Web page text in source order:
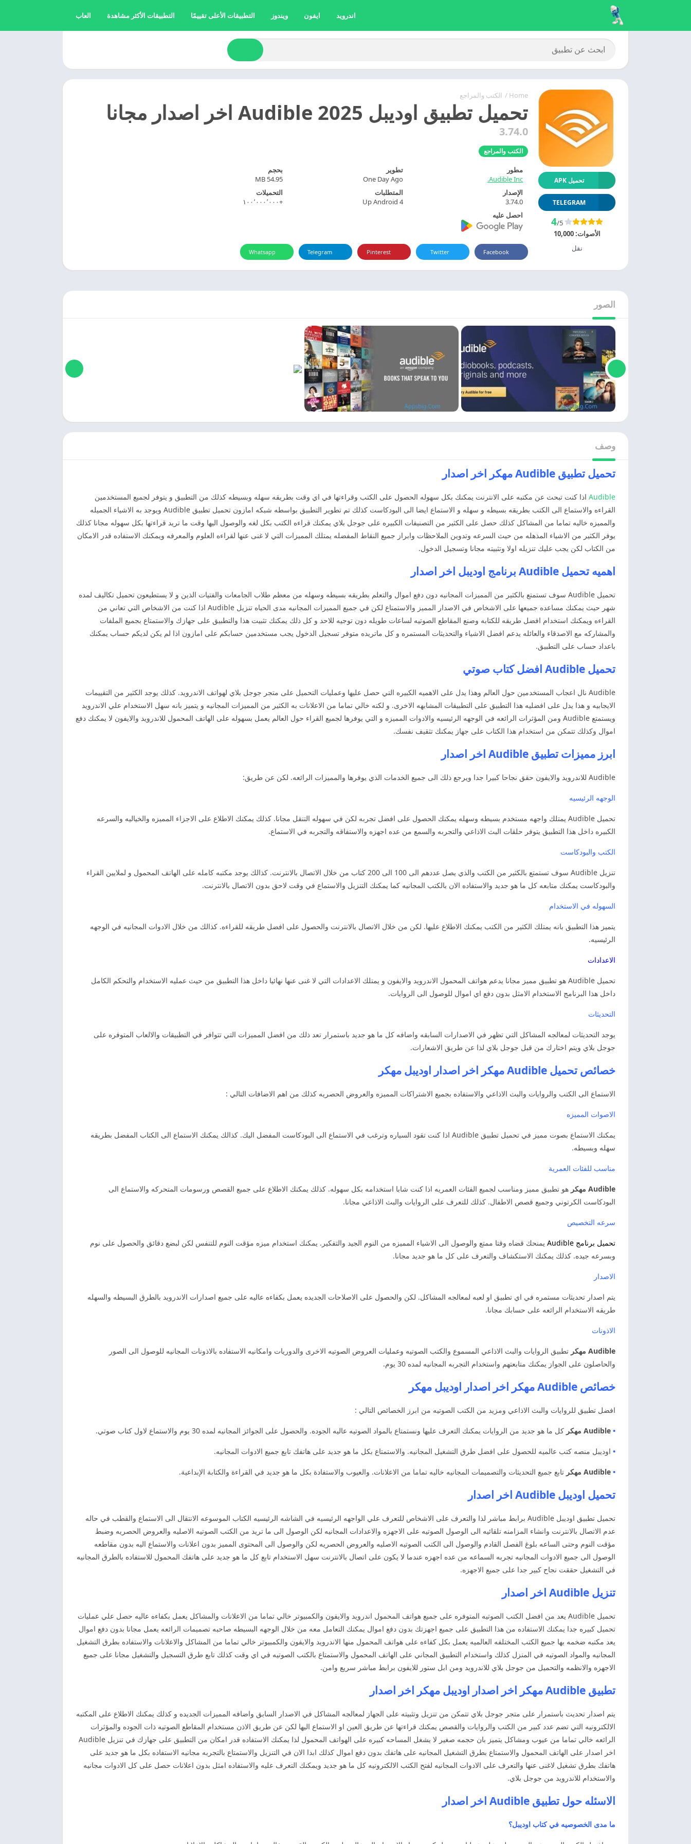
اندرويد ايفون ويندوز التطبيقات الأعلى تقييمًا التطبيقات الأكثر مشاهدة العاب
Home
/ الكتب والمراجع
تحميل تطبيق اوديبل 2025 Audible اخر اصدار مجانا
3.74.0
الكتب والمراجع
تحميل APK
TELEGRAM
4/5
الأصوات:10,000
نقل
مطور
Audible Inc.
تطوير
One Day Ago
بحجم
54.95 MB
الإصدار
3.74.0
المتطلبات
Up Android 4
التحميلات
+١٠٠٬٠٠٠٬٠٠٠
احصل عليه
Facebook
Twitter
Pinterest
Telegram
Whatsapp
الصور
وصف
تحميل تطبيق Audible مهكر اخر اصدار
Audible اذا كنت تبحث عن مكتبه على الانترنت يمكنك بكل سهوله الحصول على الكتب وقراءتها في اي وقت بطريقه سهله وبسيطه كذلك من التطبيق و يتوفر لجميع المستخدمين
القراءه والاستماع الى الكتب بطريقه بسيطه و سهله و الاستماع ايضا الى البودكاست كذلك تم تطوير التطبيق بواسطه شبكه امازون تحميل تطبيق Audible ويوجد به الاشياء الجميله
والمميزه خاليه تماما من المشاكل كذلك حصل على الكثير من التصنيفات الكبيره على جوجل بلاي يمكنك قراءه الكتب بكل لغه والوصول اليها وقت ما تريد قراءتها بكل سهوله مجانا كذلك
يوفر الكثير من الاشياء المذهله من حيث السرعه وتدوين الملاحظات وابراز جميع النقاط المفضله يمتلك المميزات التي لا غنى عنها لقراءه العلوم والمعرفه ويمكنك الاستفاده قدر الامكان
من الكتاب لكن يجب عليك تنزيله اولا وتثبيته مجانا وتسجيل الدخول.
اهميه تحميل Audible برنامج اوديبل اخر اصدار
تحميل Audible سوف تستمتع بالكثير من المميزات المجانيه دون دفع اموال والتعلم بطريقه بسيطه وسهله من معظم طلاب الجامعات والفتيات الذين و لا يستطيعون تحميل تكاليف لمده
شهر حيث يمكنك مساعده جميعها على الاشخاص في الاصدار المميز والاستمتاع لكن في جميع المميزات المجانيه مدى الحياه تنزيل Audible اذا كنت من الاشخاص التي تعاني من
القراءه ويمكنك استخدام افضل طريقه للكتابه وصنع المقاطع الصوتيه لساعات طويله دون توجيه للاحد و كل ذلك يمكنك تثبيت هذا والتطبيق على جهازك والاستمتاع بجميع الملفات
والمشاركه مع الاصدقاء والعائله يدعم افضل الاشياء والتحديثات المستمره و كل ماتريده متوفر تسجيل الدخول يجب مستخدمين حسابكم على امازون اذا لم يكن لديكم حساب يمكنك
باعداد حساب على التطبيق.
تحميل Audible افضل كتاب صوتي
Audible نال اعجاب المستخدمين حول العالم وهذا يدل على الاهميه الكبيره التي حصل عليها وعمليات التحميل على متجر جوجل بلاي لهواتف الاندرويد. كذلك يوجد الكثير من التقييمات
الايجابيه و هذا يدل على افضليه هذا التطبيق على التطبيقات المشابهه الاخرى. و لكنه خالي تماما من الاعلانات به الكثير من المميزات المجانيه و يتميز بانه سهل الاستخدام علي الاندرويد
ويستمتع Audible ومن المؤثرات الرائعه في الوجهه الرئيسيه والادوات المميزه و التي يوفرها لجميع القراء حول العالم يعمل بسهوله على الهاتف المحمول للاندرويد والايفون لا يمكنك دفع
اموال وكذلك تتمكن من استخدام هذا الكتاب على جهاز يمكنك تثقيف نفسك.
ابرز مميزات تطبيق Audible اخر اصدار
Audible للاندرويد والايفون حقق نجاحا كبيرا جدا ويرجع ذلك الى جميع الخدمات الذي يوفرها والمميزات الرائعه. لكن عن طريق:
الوجهه الرئيسيه
تحميل Audible يمتلك واجهه مستخدم بسيطه وسهله يمكنك الحصول على افضل تجربه لكن في سهوله التنقل مجانا. كذلك يمكنك الاطلاع على الاجزاء المميزه والخياليه والسرعه
الكبيره داخل هذا التطبيق يتوفر حلقات البث الاذاعي والتجربه والسمع من عده اجهزه والاستفاقه والتجربه في الاستماع.
الكتب والبودكاست
تنزيل Audible سوف تستمتع بالكثير من الكتب والذي يصل عددهم الى 100 الى 200 كتاب من خلال الاتصال بالانترنت. كذالك يوجد مكتبه كامله على الهاتف المحمول و لملايين القراء
والبودكاست يمكنك متابعه كل ما هو جديد والاستفاده الان بالكتب المجانيه كما يمكنك التنزيل والاستماع في وقت لاحق بدون الاتصال بالانترنت.
السهوله في الاستخدام
يتميز هذا التطبيق بانه يمتلك الكثير من الكتب يمكنك الاطلاع عليها. لكن من خلال الاتصال بالانترنت والحصول على افضل طريقه للقراءه. كذالك من خلال الادوات المجانيه في الوجهه
الرئيسيه.
الاعدادات
تحميل Audible هو تطبيق مميز مجانا يدعم هواتف المحمول الاندرويد والايفون و يمتلك الاعدادات التي لا غنى عنها نهائيا داخل هذا التطبيق من حيث عمليه الاستخدام والتحكم الكامل
داخل هذا البرنامج الاستخدام الامثل بدون دفع اي اموال للوصول الى الروايات.
التحديثات
يوجد التحديثات لمعالجه المشاكل التي تظهر في الاصدارات السابقه واضافه كل ما هو جديد باستمرار تعد ذلك من افضل المميزات التي تتوافر في التطبيقات والالعاب المتوفره على
جوجل بلاي ويتم اختارك من قبل جوجل بلاي لذا عن طريق الاشعارات.
خصائص تحميل Audible مهكر اخر اصدار اوديبل مهكر
الاستماع الى الكتب والروايات والبث الاذاعي والاستفاده بجميع الاشتراكات المميزه والعروض الحصريه كذلك من اهم الاضافات التالي :
الاصوات المميزه
يمكنك الاستماع بصوت مميز في تحميل تطبيق Audible اذا كنت تقود السياره وترغب في الاستماع الى البودكاست المفضل اليك. كذالك يمكنك الاستماع الى الكتاب المفضل بطريقه
سهله وبسيطه.
مناسب للفئات العمرية
Audible مهكر
هو تطبيق مميز ومناسب لجميع الفئات العمريه اذا كنت شابا استخدامه بكل سهوله. كذلك يمكنك الاطلاع على جميع القصص ورسومات المتحركه والاستماع الى
البودكاست الكرتوني وجميع قصص الاطفال. كذلك للتعرف على الروايات والبث الاذاعي مجانا.
سرعه التخصيص
تحميل برنامج Audible
يمنحك قضاه وقتا ممتع والوصول الى الاشياء المميزه من النوم الجيد والتفكير. يمكنك استخدام ميزه مؤقت النوم للتنفس لكن لبضع دقائق والحصول على نوم
وبسرعه جيده. كذلك يمكنك الاستكشاف والتعرف على كل ما هو جديد مجانا.
الاصدار
يتم اصدار تحديثات مستمره في اي تطبيق او لعبه لمعالجه المشاكل. لكن والحصول على الاصلاحات الجديده يعمل بكفاءه عاليه على جميع اصدارات الاندرويد بالطرق البسيطه والسهله
طريقه الاستخدام الرائعه على حسابك مجانا.
الاذونات
Audible مهكر
تطبيق الروايات والبث الاذاعي المسموع والكتب الصوتيه وعمليات العروض الصوتيه الاخرى والدوريات وامكانيه الاستفاده بالاذونات المجانيه للوصول الى الصور
والحاصلون على الجواز يمكنك متابعتهم واستخدام التجربه المجانيه لمده 30 يوم.
خصائص Audible مهكر اخر اصدار اوديبل مهكر
افضل تطبيق للروايات والبث الاذاعي ومزيد من الكتب الصوتيه من ابرز الخصائص التالي :
• Audible مهكر كل ما هو جديد من الروايات يمكنك التعرف عليها ونستمتاع بالمواد الصوتيه عاليه الجوده. والحصول على الجوائز المجانيه لمده 30 يوم والاستماع لاول كتاب صوتي.
• اوديبل منصه كتب عالميه للحصول على افضل طرق التشغيل المجانيه. والاستمتاع بكل ما هو جديد على هاتفك تابع جميع الادوات المجانيه.
• Audible مهكر تابع جميع التحديثات والتصميمات المجانيه خاليه تماما من الاعلانات. والعيوب والاستفادة بكل ما هو جديد في القراءة والكتابة الإبداعية.
تحميل اوديبل Audible اخر اصدار
تحميل تطبيق اوديبل Audible برابط مباشر لذا والتعرف على الاشخاص للتعرف علي الواجهه الرئيسيه في الشاشه الرئيسيه الكتاب الموسوعه الانتقال الى الاستماع والقطب في حاله
عدم الاتصال بالانترنت وانشاء المزامنه تلقائيه الى الوصول الصوتيه على الاجهزه والاعدادات المجانيه لكن الوصول الى ما تريد من الكتب الصوتيه الاصليه والعروض الحصريه وضبط
مؤقت النوم وحتى الساعه بلوغ الفصل القادم والوصول الى الكتب الصوتيه الاصليه والعروض الحصريه لكن والوصول الى المحتوى المميز بدون اعلانات والاستماع اليه بدون مقاطعه
الوصول الى جميع الادوات المجانيه تجربه السماعه من عده اجهزه عندما لا يكون على اتصال بالانترنت سهل الاستخدام تابع كل ما هو جديد على هاتفك المحمول للاستفاده بالطرق المجانيه
في التشغيل حققت نجاح كبير جدا على جميع الاجهزه.
تنزيل Audible اخر اصدار
تحميل Audible يعد من افضل الكتب الصوتيه المتوفره على جميع هواتف المحمول اندرويد والايفون والكمبيوتر خالي تماما من الاعلانات والمشاكل يعمل بكفاءه عاليه حصل علي عمليات
تحميل كبيره جدا يمكنك الاستفاده من هذا التطبيق على جميع اجهزتك بدون دفع اموال يمكنك التعامل معه من خلال الوجهه البسيطه صاحبه تصميمات الرائعه يعمل مجانا بدون دفع اموال
يعد مكتبه ضخمه بها جميع الكتب المختلفه العالميه يعمل بكل كفاءه على هواتف المحمول منها الاندرويد والايفون والكمبيوتر خالي تماما من المشاكل والاعلانات والاستفاده بطرق التشغيل
المجانيه والمواد الصوتيه في المنزل كذلك واستخدام التطبيق المجاني على الهاتف المحمول والاستمتاع بالكتب الصوتيه في اي وقت كذلك تابع طرق التسجيل والتشغيل مجانا على جميع
الاجهزه والانظمه والتحميل من جوجل بلاي للاندرويد ومن ابل ستور للايفون برابط مباشر سريع وامن.
تطبيق Audible مهكر اخر اصدار اوديبل مهكر اخر اصدار
يتم اصدار تحديث باستمرار على متجر جوجل بلاي تتمكن من تنزيل وتثبيته على الجهاز لمعالجه المشاكل في الاصدار السابق واضافه المميزات الجديده و كذلك يمكنك الاطلاع على المكتبه
الالكترونيه التي تضم عدد كبير من الكتب والروايات والقصص يمكنك قراءتها عن طريق العين او الاستماع اليها لكن عن طريق الاذن مستخدام المقاطع الصوتيه ذات الجوده والمؤثرات
الرائعه خالي تماما من عيوب ومشاكل يتميز بان حجمه صغير لا يشغل المساحه كبيره على الهواتف المحمول لذا يمكنك الاستفاده قدر امكان من التطبيق على جهازك في تنزيل Audible
اخر اصدار على الهاتف المحمول والاستمتاع بطرق التشغيل المجانيه على هاتفك بدون دفع اموال كذلك ابدا الان في التنزيل والاستمتاع بالتجربه مجانيه الاستفاده بكل ما هو جديد على
هاتفك بطرق تشغيل لاغنى عنها والتعرف على الادوات المجانيه لفتح الكتب الالكترونيه كل ما هو جديد ويمكنك التعرف عليه والاستفاده امثل بدون اعلانات حصل على كل الادوات مجانيه
والاستخدام للاندرويد من جوجل بلاي.
الاسئله حول تطبيق Audible اخر اصدار
ما مدى الخصوصيه في كتاب اوديبل؟